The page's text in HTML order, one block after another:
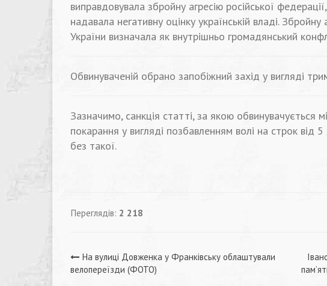
виправдовувала збройну агресію російської
надавала негативну оцінку українській владі. Збройну
України визначала як внутрішньо громадянський
Обвинуваченій обрано запобіжний захід у вигляді
Зазначимо, санкція статті, за якою обвинувачується
покарання у вигляді позбавленням волі на строк від
без такої.
Переглядів: 2 218
Навігація
На вулиці Довженка у Франківську облаштували
велопереїзди (ФОТО)